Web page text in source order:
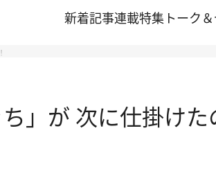
新着記事連載特集 トーク
」が 次に仕掛けた